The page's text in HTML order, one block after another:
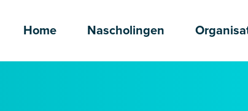
Home Nascholingen